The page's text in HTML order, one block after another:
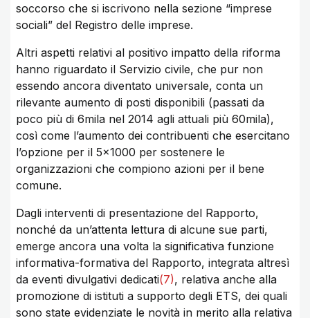
soccorso che si iscrivono nella sezione “imprese
sociali” del Registro delle imprese.
Altri aspetti relativi al positivo impatto della riforma
hanno riguardato il Servizio civile, che pur non
essendo ancora diventato universale, conta un
rilevante aumento di posti disponibili (passati da
poco più di 6mila nel 2014 agli attuali più 60mila),
così come l’aumento dei contribuenti che esercitano
l’opzione per il 5×1000 per sostenere le
organizzazioni che compiono azioni per il bene
comune.
Dagli interventi di presentazione del Rapporto,
nonché da un’attenta lettura di alcune sue parti,
emerge ancora una volta la significativa funzione
informativa-formativa del Rapporto, integrata altresì
da eventi divulgativi dedicati(7), relativa anche alla
promozione di istituti a supporto degli ETS, dei quali
sono state evidenziate le novità in merito alla relativa